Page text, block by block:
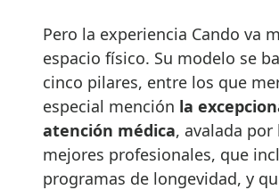
Pero la experiencia Cando va
espacio físico. Su modelo se
cinco pilares, entre los que
especial mención la
atención médica, avalada por
mejores profesionales, que
programas de longevidad, y